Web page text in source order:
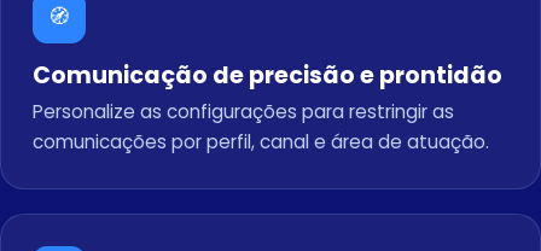
🧭
Comunicação de precisão e prontidão
Personalize as configurações para restringir as
comunicações por perfil, canal e área de atuação.